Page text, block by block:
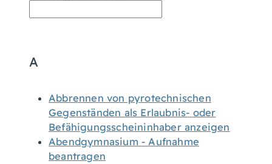
A
Abbrennen von pyrotechnischen
Gegenständen als Erlaubnis- oder
Befähigungsscheininhaber anzeigen
Abendgymnasium - Aufnahme
beantragen